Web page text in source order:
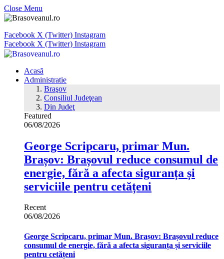
Close Menu
Facebook X (Twitter) Instagram
Facebook X (Twitter) Instagram
Acasă
Administratie
Braşov
Consiliul Judeţean
Din Judeţ
Featured
06/08/2026
George Scripcaru, primar Mun.
Brașov: Brașovul reduce consumul de
energie, fără a afecta siguranța și
serviciile pentru cetățeni
Recent
06/08/2026
George Scripcaru, primar Mun. Brașov: Brașovul reduce
consumul de energie, fără a afecta siguranța și serviciile
pentru cetățeni